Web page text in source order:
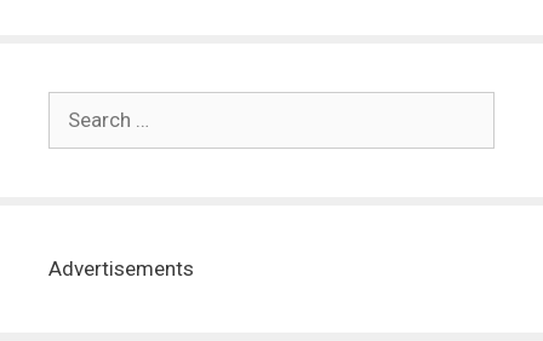
Advertisements